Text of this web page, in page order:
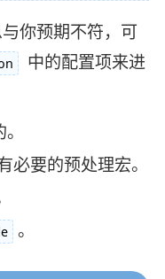
你预期不符，可
中的配置项来进
必要的预处理宏。
。